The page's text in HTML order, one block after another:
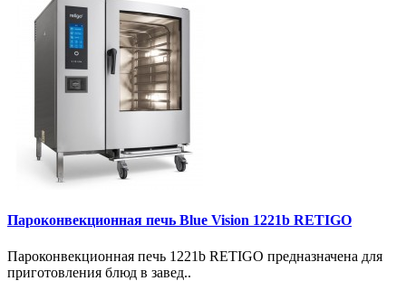
Пароконвекционная печь Blue Vision 1221b RETIGO
Пароконвекционная печь 1221b RETIGO предназначена для
приготовления блюд в завед..